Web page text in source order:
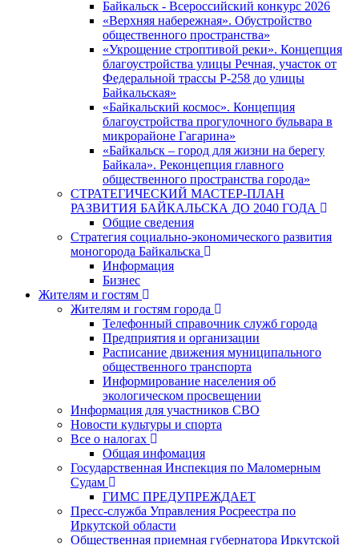
Байкальск - Всероссийский конкурс 2026
«Верхняя набережная». Обустройство
общественного пространства»
«Укрощение строптивой реки». Концепция
благоустройства улицы Речная, участок от
Федеральной трассы Р-258 до улицы
Байкальская»
«Байкальский космос». Концепция
благоустройства прогулочного бульвара в
микрорайоне Гагарина»
«Байкальск – город для жизни на берегу
Байкала». Реконцепция главного
общественного пространства города»
СТРАТЕГИЧЕСКИЙ МАСТЕР-ПЛАН
РАЗВИТИЯ БАЙКАЛЬСКА ДО 2040 ГОДА
Общие сведения
Стратегия социально-экономического развития
моногорода Байкальска
Информация
Бизнес
Жителям и гостям
Жителям и гостям города
Телефонный справочник служб города
Предприятия и организации
Расписание движения муниципального
общественного транспорта
Информирование населения об
экологическом просвещении
Информация для участников СВО
Новости культуры и спорта
Все о налогах
Общая инфомация
Государственная Инспекция по Маломерным
Судам
ГИМС ПРЕДУПРЕЖДАЕТ
Пресс-служба Управления Росреестра по
Иркутской области
Общественная приемная губернатора Иркутской